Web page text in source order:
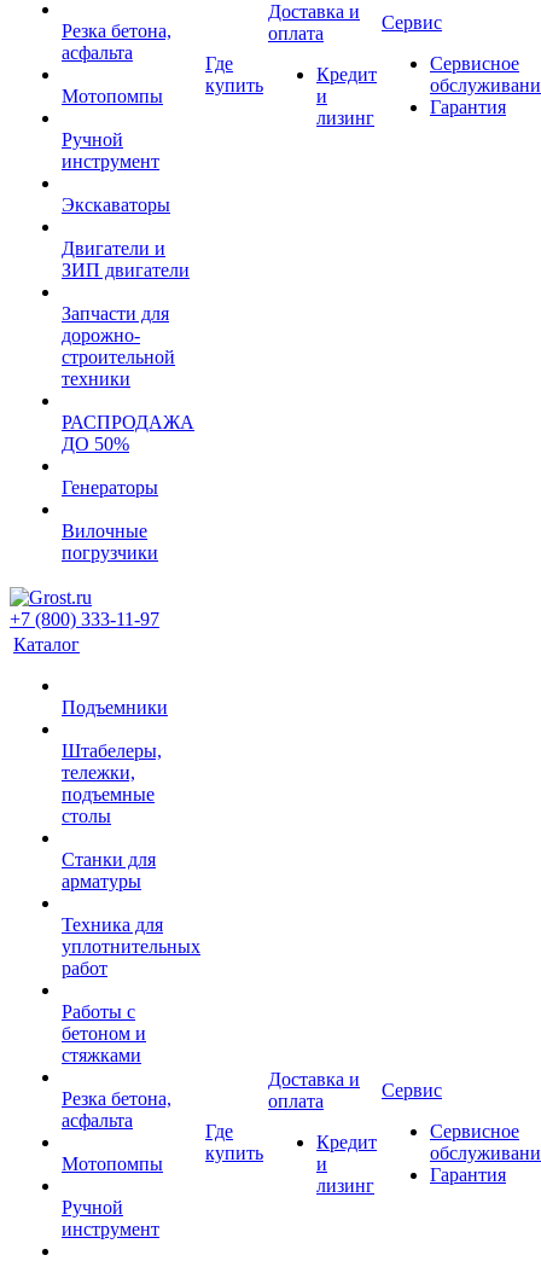
Резка бетона,
асфальта
Мотопомпы
Ручной
инструмент
Экскаваторы
Двигатели и
ЗИП двигатели
Запчасти для
дорожно-
строительной
техники
РАСПРОДАЖА
ДО 50%
Генераторы
Вилочные
погрузчики
Где
купить
Доставка и
оплата
Кредит
и
лизинг
Сервис
Сервисное
Гарантия
+7 (800) 333-11-97
Каталог
Подъемники
Штабелеры,
тележки,
подъемные
столы
Станки для
арматуры
Техника для
уплотнительных
работ
Работы с
бетоном и
стяжками
Резка бетона,
асфальта
Мотопомпы
Ручной
инструмент
Где
купить
Доставка и
оплата
Кредит
и
лизинг
Сервис
Сервисное
Гарантия